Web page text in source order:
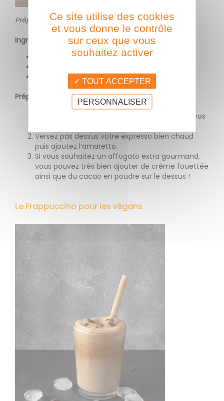
Préparation : 5 minutes
Ingrédients (1 verre)
1 expresso bien chaud (sucré ou non)
1 cl d’amaretto (optionnel)
Préparation
Dans une verrine ou un grand verre, déposez vos
Versez pas dessus votre expresso bien chaud
puis ajoutez l’amaretto.
Si vous souhaitez un affogato extra gourmand,
vous pouvez très bien ajouter de crème fouettée
ainsi que du cacao en poudre sur le dessus !
Le Frappuccino pour les végans
Ce site utilise des cookies
et vous donne le contrôle
sur ceux que vous
souhaitez activer
TOUT ACCEPTER
PERSONNALISER